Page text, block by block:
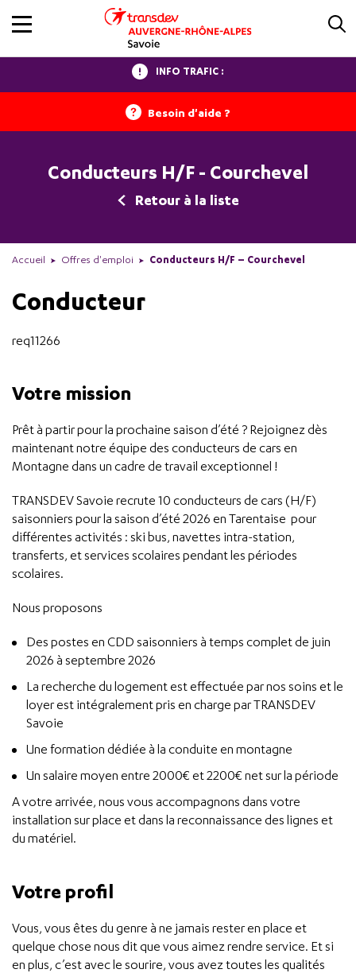
INFO TRAFIC :
Besoin d'aide ?
Conducteurs H/F - Courchevel
Retour à la liste
Accueil Offres d'emploi Conducteurs H/F – Courchevel
Conducteur
req11266
Votre mission
Prêt à partir pour la prochaine saison d’été ? Rejoignez dès
maintenant notre équipe des conducteurs de cars en
Montagne dans un cadre de travail exceptionnel !
TRANSDEV Savoie recrute 10 conducteurs de cars (H/F)
saisonniers pour la saison d’été 2026 en Tarentaise pour
différentes activités : ski bus, navettes intra-station,
transferts, et services scolaires pendant les périodes
scolaires.
Nous proposons
Des postes en CDD saisonniers à temps complet de juin
2026 à septembre 2026
La recherche du logement est effectuée par nos soins et le
loyer est intégralement pris en charge par TRANSDEV
Savoie
Une formation dédiée à la conduite en montagne
Un salaire moyen entre 2000€ et 2200€ net sur la période
A votre arrivée, nous vous accompagnons dans votre
installation sur place et dans la reconnaissance des lignes et
du matériel.
Votre profil
Vous, vous êtes du genre à ne jamais rester en place et
quelque chose nous dit que vous aimez rendre service. Et si
en plus, c’est avec le sourire, vous avez toutes les qualités